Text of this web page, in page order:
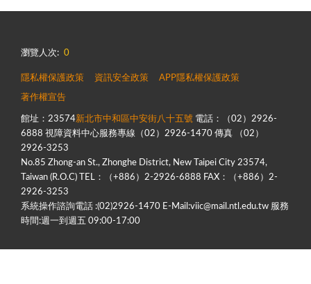
瀏覽人次: 0
隱私權保護政策 資訊安全政策 APP隱私權保護政策
著作權宣告
館址：23574新北市中和區中安街八十五號 電話：（02）2926-
6888 視障資料中心服務專線（02）2926-1470 傳真 （02）
2926-3253
No.85 Zhong-an St., Zhonghe District, New Taipei City 23574,
Taiwan (R.O.C) TEL：（+886）2-2926-6888 FAX：（+886）2-
2926-3253
系統操作諮詢電話 :(02)2926-1470 E-Mail:viic@mail.ntl.edu.tw 服務
時間:週一到週五 09:00-17:00